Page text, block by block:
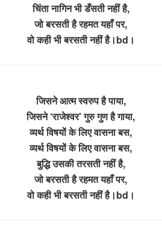
चिंता नागिन भी डँसती नहीं है,
जो बरसती है रहमत यहाँ पर,
वो कही भी बरसती नहीं है।bd।
जिसने आत्म स्वरुप है पाया,
जिसने ‘राजेश्वर’ गुरु गुण है गाया,
व्यर्थ विषयों के लिए वासना बस,
व्यर्थ विषयों के लिए वासना बस,
बुद्धि उसकी तरसती नहीं है,
जो बरसती है रहमत यहाँ पर,
वो कही भी बरसती नहीं है।bd।